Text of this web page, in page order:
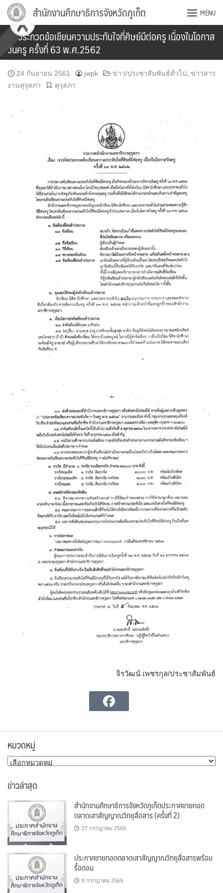
Skip
content
สำนักงานศึกษาธิการจังหวัดภูเก็ต MENU
จัดประกวดข้อเขียนความประทับใจที่ศิษย์มีต่อครู เนื่องในโอกาส
วันครู ครั้งที่ 63 พ.ศ.2562
24 กันยายน 2561 jwpk ข่าว/ประชาสัมพันธ์ทั่วไป ข่าวสาร
งานคุรุสภา
คุรุสภา
จิรวัฒน์ เพชรกุล/ประชาสัมพันธ์
หมวดหมู่
หมวด
ข่าวล่าสุด
สำนักงานศึกษาธิการจังหวัดภูเก็ตประกาศขายทอด
ตลาดเสาสัญญาณวิทยุสื่อสาร (ครั้งที่ 2)
27 กรกฎาคม 2569
ประกาศขายทอดตลาดเสาสัญญาณวิทยุสื่อสารพร้อม
รื้อถอน
8 กรกฎาคม 2569